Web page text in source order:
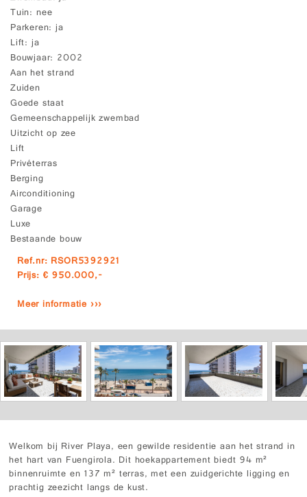
Tuin nee
Parkeren ja
Lift ja
Bouwjaar 2002
Aan het strand
Zuiden
Goede staat
Gemeenschappelijk zwembad
Uitzicht op zee
Lift
Privéterras
Berging
Airconditioning
Garage
Luxe
Bestaande bouw
Ref.nr: RSOR5392921
Prijs: € 950.000,-
Meer informatie ›››
Welkom bij River Playa, een gewilde residentie aan het strand in
het hart van Fuengirola. Dit hoekappartement biedt 94 m²
binnenruimte en 137 m² terras, met een zuidgerichte ligging en
prachtig zeezicht langs de kust.